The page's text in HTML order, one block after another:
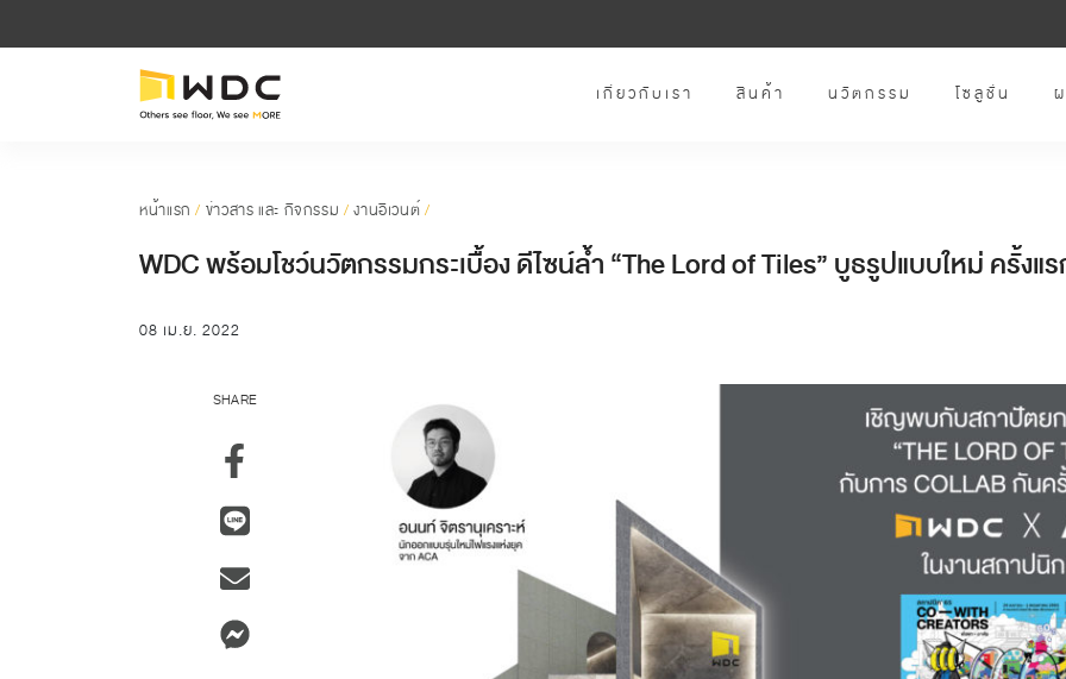
เกี่ยวกับเรา สินค้า นวัตกรรม โซลูชั่น
หน้าแรก / ข่าวสาร และ กิจกรรม /งานอีเวนต์ /
WDC พร้อมโชว์นวัตกรรมกระเบื้อง ดีไซน์ล้ำ “The Lord of Tiles” บูธรูปแบบใหม่ ครั้งแ
08 เม.ย. 2022
SHARE